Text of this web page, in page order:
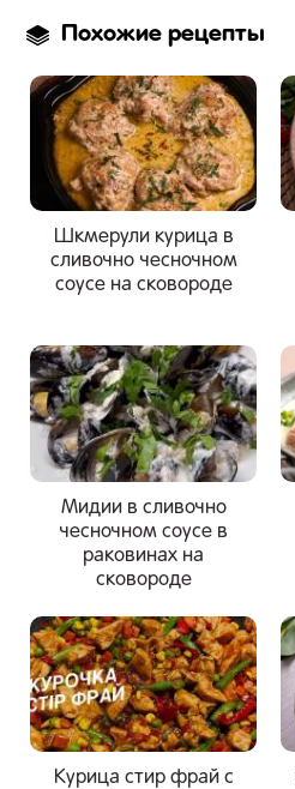
Похожие рецепты
Шкмерули курица в
сливочно чесночном
соусе на сковороде
Мидии в сливочно
чесночном соусе в
раковинах на
сковороде
Курица стир фрай с